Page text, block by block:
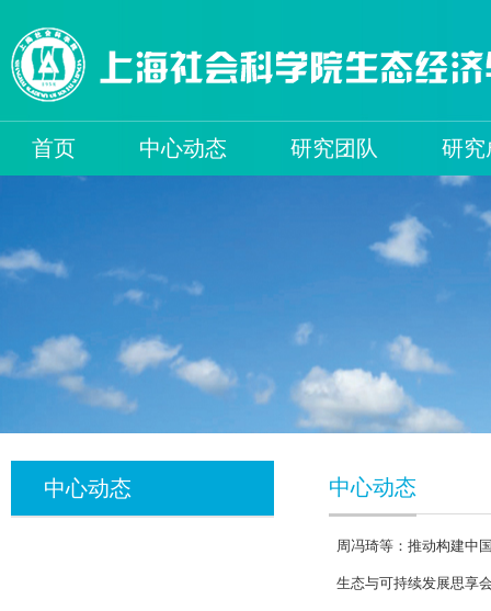
首页 中心动态 研究团队 研究
中心动态 中心动态
周冯琦等：推动构建中
生态与可持续发展思享